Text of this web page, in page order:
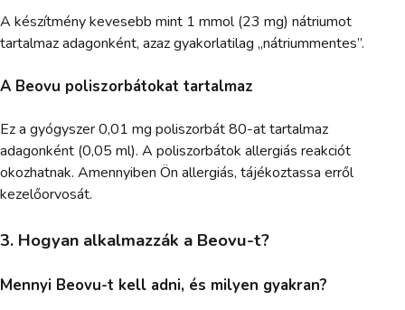
A készítmény kevesebb mint 1 mmol (23 mg) nátriumot
tartalmaz adagonként, azaz gyakorlatilag „nátriummentes”.
A Beovu poliszorbátokat tartalmaz
Ez a gyógyszer 0,01 mg poliszorbát 80-at tartalmaz
adagonként (0,05 ml). A poliszorbátok allergiás reakciót
okozhatnak. Amennyiben Ön allergiás, tájékoztassa erről
kezelőorvosát.
3. Hogyan alkalmazzák a Beovu-t?
Mennyi Beovu-t kell adni, és milyen gyakran?